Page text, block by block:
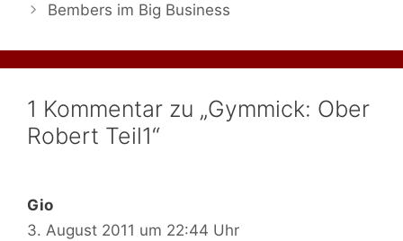
Bembers im Big Business
1 Kommentar zu „Gymmick: Ober
Robert Teil1“
Gio
3. August 2011 um 22:44 Uhr